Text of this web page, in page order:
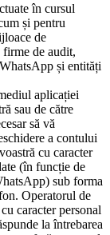
în cursul
și pentru
de
de audit,
și entități
aplicației
sau de către
să vă
a contului
cu caracter
(în funcție de
sub forma
Operatorul de
caracter personal
la întrebarea